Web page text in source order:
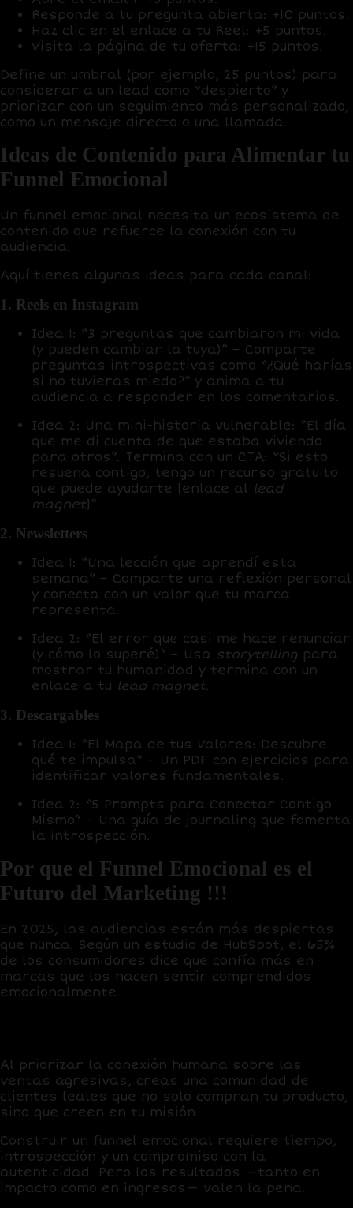
Responde a tu pregunta abierta: +10 puntos.
Haz clic en el enlace a tu Reel: +5 puntos.
Visita la página de tu oferta: +15 puntos.
Define un umbral (por ejemplo, 25 puntos) para
considerar a un lead como “despierto” y
priorizar con un seguimiento más personalizado,
como un mensaje directo o una llamada.
Ideas de Contenido para Alimentar tu
Funnel Emocional
Un funnel emocional necesita un ecosistema de
contenido que refuerce la conexión con tu
audiencia.
Aquí tienes algunas ideas para cada canal:
1. Reels en Instagram
Idea 1: “3 preguntas que cambiaron mi vida
(y pueden cambiar la tuya)” – Comparte
preguntas introspectivas como “¿Qué harías
si no tuvieras miedo?” y anima a tu
audiencia a responder en los comentarios.
Idea 2: Una mini-historia vulnerable: “El día
que me di cuenta de que estaba viviendo
para otros”. Termina con un CTA: “Si esto
resuena contigo, tengo un recurso gratuito
que puede ayudarte [enlace al lead
magnet]”.
2. Newsletters
Idea 1: “Una lección que aprendí esta
semana” – Comparte una reflexión personal
y conecta con un valor que tu marca
representa.
Idea 2: “El error que casi me hace renunciar
(y cómo lo superé)” – Usa storytelling para
mostrar tu humanidad y termina con un
enlace a tu lead magnet.
3. Descargables
Idea 1: “El Mapa de tus Valores: Descubre
qué te impulsa” – Un PDF con ejercicios para
identificar valores fundamentales.
Idea 2: “5 Prompts para Conectar Contigo
Mismo” – Una guía de journaling que fomenta
la introspección.
Por que el Funnel Emocional es el
Futuro del Marketing !!!
En 2025, las audiencias están más despiertas
que nunca. Según un estudio de HubSpot, el 65%
de los consumidores dice que confía más en
marcas que los hacen sentir comprendidos
emocionalmente.
Al priorizar la conexión humana sobre las
ventas agresivas, creas una comunidad de
clientes leales que no solo compran tu producto,
sino que creen en tu misión.
Construir un funnel emocional requiere tiempo,
introspección y un compromiso con la
autenticidad. Pero los resultados —tanto en
impacto como en ingresos— valen la pena.